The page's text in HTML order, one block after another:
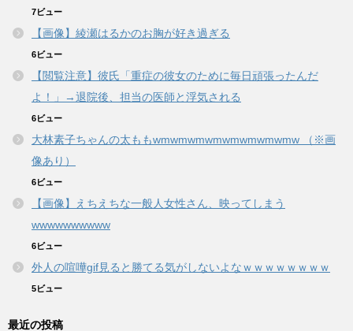
7ビュー
【画像】綾瀬はるかのお胸が好き過ぎる
6ビュー
【閲覧注意】彼氏「重症の彼女のために毎日頑張ったんだ
よ！」→退院後、担当の医師と浮気される
6ビュー
大林素子ちゃんの太ももwmwmwmwmwmwmwmwmw （※画
像あり）
6ビュー
【画像】えちえちな一般人女性さん、映ってしまう
wwwwwwwwww
6ビュー
外人の喧嘩gif見ると勝てる気がしないよなｗｗｗｗｗｗｗｗ
5ビュー
最近の投稿